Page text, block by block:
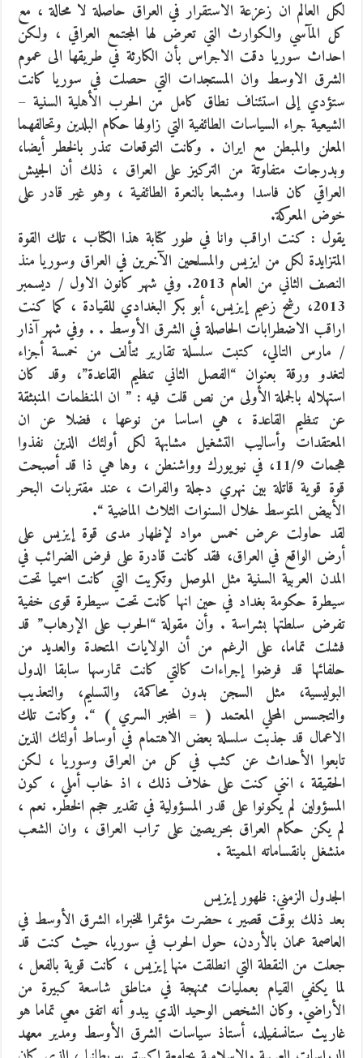
لكل العالم ان زعزعة الاستقرار في العراق حاصلة لا محالة ، مع
كل المآسي والكوارث التي تعرض لها المجتمع العراقي ، ولكن
احداث سوريا دقت الاجراس بأن الكارثة في طريقها الى عموم
الشرق الاوسط وان المستجدات التي حصلت في سوريا كانت
ستؤدي إلى استئناف نطاق كامل من الحرب الأهلية السنية –
الشيعية جراء السياسات الطائفية التي زاولها حكام البلدين وتحالفهما
المعلن والمبطن مع ايران . وكانت التوقعات تنذر بالخطر أيضا،
وبدرجات متفاوتة من التركيز على العراق ، ذلك أن الجيش
العراقي كان فاسدا ومشبعا بالنعرة الطائفية ، وهو غير قادر على
خوض المعركة.
يقول : كنت اراقب وانا في طور كتابة هذا الكتاب ، تلك القوة
المتزايدة لكل من ايزيس والمسلحين الآخرين في العراق وسوريا منذ
النصف الثاني من العام 2013. وفي شهر كانون الاول / ديسمبر
2013، رشح زعيم إيزيس، أبو بكر البغدادي للقيادة ، كما كنت
اراقب الاضطرابات الحاصلة في الشرق الأوسط . . وفي شهر آذار
/ مارس التالي، كتبت سلسلة تقارير تتألف من خمسة أجزاء
لتغدو ورقة بعنوان “الفصل الثاني تنظيم القاعدة”، وقد كان
استهلاله بالجملة الأولى من نص قلت فيه : ” ان المنظمات المنبثقة
عن تنظيم القاعدة ، هي اساسا من نوعها ، فضلا عن ان
المعتقدات وأساليب التشغيل مشابهة لكل أولئك الذين نفذوا
هجمات 11/9، في نيويورك وواشنطن ، وها هي ذا قد أصبحت
قوة قوية قاتلة بين نهري دجلة والفرات ، عند مقتربات البحر
الأبيض المتوسط خلال السنوات الثلاث الماضية “.
لقد حاولت عرض خمس مواد لإظهار مدى قوة إيزيس على
أرض الواقع في العراق، فقد كانت قادرة على فرض الضرائب في
المدن العربية السنية مثل الموصل وتكريت التي كانت اسميا تحت
سيطرة حكومة بغداد في حين انها كانت تحت سيطرة قوى خفية
تفرض سلطتها بشراسة . وأن مقولة “الحرب على الإرهاب” قد
فشلت تماما، على الرغم من أن الولايات المتحدة والعديد من
حلفائها قد فرضوا إجراءات كالتي كانت تمارسها سابقا الدول
البوليسية، مثل السجن بدون محاكمة، والتسليم، والتعذيب
والتجسس المحلي المعتمد ( = المخبر السري ) “. وكانت تلك
الاعمال قد جذبت سلسلة بعض الاهتمام في أوساط أولئك الذين
تابعوا الأحداث عن كثب في كل من العراق وسوريا ، لكن
الحقيقة ، انني كنت على خلاف ذلك ، اذ خاب أملي ، كون
المسؤولين لم يكونوا على قدر المسؤولية في تقدير حجم الخطر. نعم ،
لم يكن حكام العراق بحريصين على تراب العراق ، وان الشعب
منشغل بانقساماته المميتة .
الجدول الزمني: ظهور إيزيس
بعد ذلك بوقت قصير ، حضرت مؤتمرا للخبراء الشرق الأوسط في
العاصمة عمان بالأردن، حول الحرب في سوريا، حيث كنت قد
جعلت من النقطة التي انطلقت منها إيزيس ، كانت قوية بالفعل ،
لما يكفي القيام بعمليات ممنهجة في مناطق شاسعة كبيرة من
الأراضي. وكان الشخص الوحيد الذي يبدو أنه اتفق معي تماما هو
غاريث ستانسفيلد، أستاذ سياسات الشرق الأوسط ومدير معهد